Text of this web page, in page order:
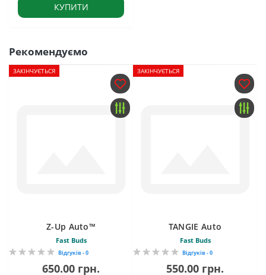
КУПИТИ
Рекомендуємо
ЗАКІНЧУЄТЬСЯ
Z-Up Auto™
Fast Buds
Відгуків - 0
650.00 грн.
ЗАКІНЧУЄТЬСЯ
TANGIE Auto
Fast Buds
Відгуків - 0
550.00 грн.